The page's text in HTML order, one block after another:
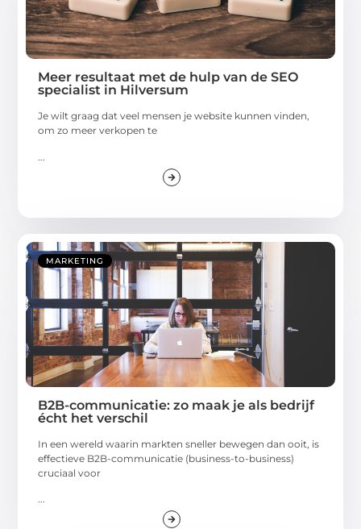
Meer resultaat met de hulp van de SEO
specialist in Hilversum
Je wilt graag dat veel mensen je website kunnen vinden,
om zo meer verkopen te
MARKETING
B2B-communicatie: zo maak je als bedrijf
écht het verschil
In een wereld waarin markten sneller bewegen dan ooit, is
effectieve B2B-communicatie (business-to-business)
cruciaal voor